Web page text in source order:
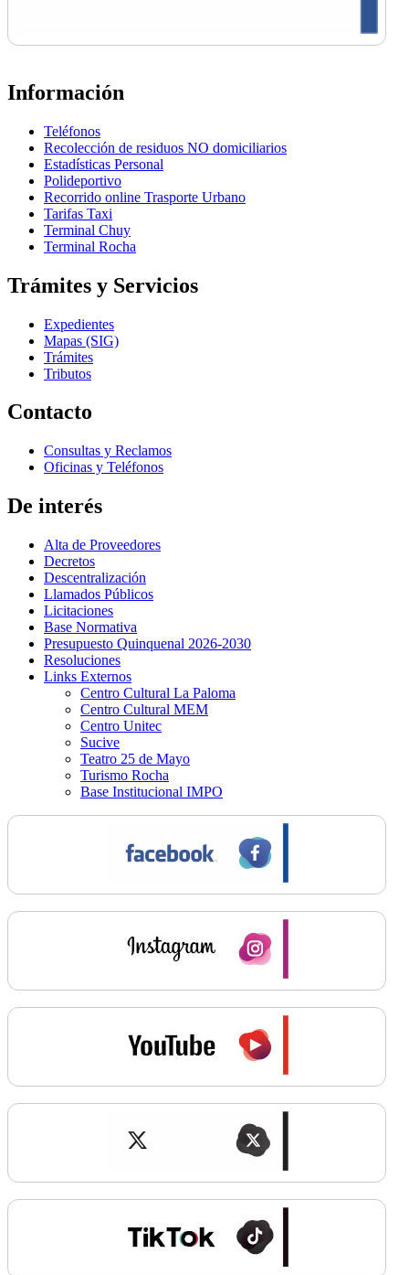
Información
Teléfonos
Recolección de residuos NO domiciliarios
Estadísticas Personal
Polideportivo
Recorrido online Trasporte Urbano
Tarifas Taxi
Terminal Chuy
Terminal Rocha
Trámites y Servicios
Expedientes
Mapas (SIG)
Trámites
Tributos
Contacto
Consultas y Reclamos
Oficinas y Teléfonos
De interés
Alta de Proveedores
Decretos
Descentralización
Llamados Públicos
Licitaciones
Base Normativa
Presupuesto Quinquenal 2026-2030
Resoluciones
Links Externos
Centro Cultural La Paloma
Centro Cultural MEM
Centro Unitec
Sucive
Teatro 25 de Mayo
Turismo Rocha
Base Institucional IMPO